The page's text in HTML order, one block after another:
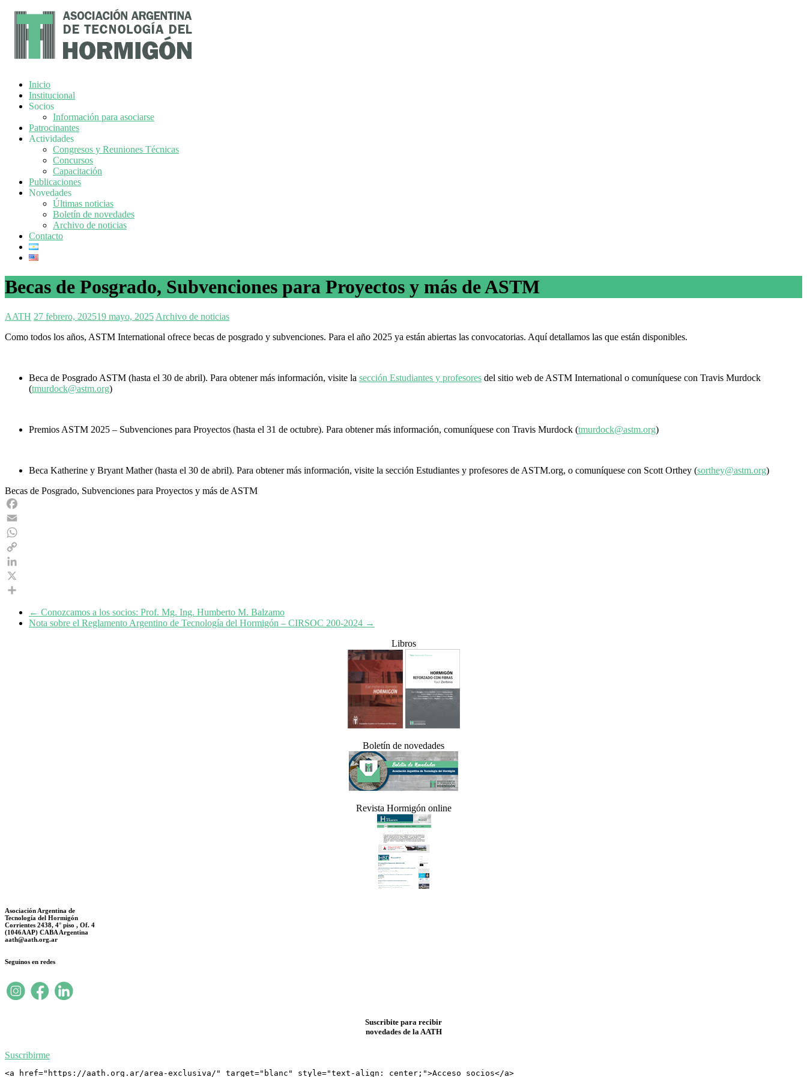
Inicio
Institucional
Socios
Información para asociarse
Patrocinantes
Actividades
Congresos y Reuniones Técnicas
Concursos
Capacitación
Publicaciones
Novedades
Últimas noticias
Boletín de novedades
Archivo de noticias
Contacto
Becas de Posgrado, Subvenciones para Proyectos y más de ASTM
AATH 27 febrero, 202519 mayo, 2025 Archivo de noticias
Como todos los años, ASTM International ofrece becas de posgrado y subvenciones. Para el año 2025 ya están abiertas las convocatorias. Aquí detallamos las que están disponibles.
Beca de Posgrado ASTM (hasta el 30 de abril). Para obtener más información, visite la sección Estudiantes y profesores del sitio web de ASTM International o comuníquese con Travis Murdock
(tmurdock@astm.org)
Premios ASTM 2025 – Subvenciones para Proyectos (hasta el 31 de octubre). Para obtener más información, comuníquese con Travis Murdock (tmurdock@astm.org)
Beca Katherine y Bryant Mather (hasta el 30 de abril). Para obtener más información, visite la sección Estudiantes y profesores de ASTM.org, o comuníquese con Scott Orthey (sorthey@astm.org)
Becas de Posgrado, Subvenciones para Proyectos y más de ASTM
Facebook
Email
WhatsApp
Copy
Link
LinkedIn
X
← Conozcamos a los socios: Prof. Mg. Ing. Humberto M. Balzamo
Nota sobre el Reglamento Argentino de Tecnología del Hormigón – CIRSOC 200-2024 →
Libros
Boletín de novedades
Revista Hormigón online
Asociación Argentina de
Tecnología del Hormigón
Corrientes 2438, 4° piso , Of. 4
(1046AAP) CABA Argentina
aath@aath.org.ar
Seguinos en redes
Suscribite para recibir
novedades de la AATH
Suscribirme
<a href="https://aath.org.ar/area-exclusiva/" target="blanc" style="text-align: center;">Acceso socios</a>